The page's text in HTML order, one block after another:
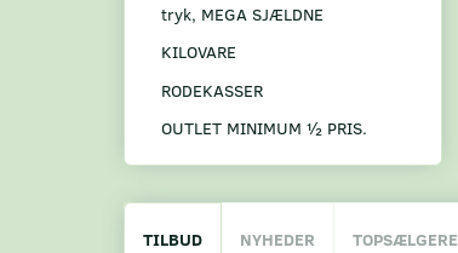
tryk, MEGA SJÆLDNE
KILOVARE
RODEKASSER
OUTLET MINIMUM ½ PRIS.
TILBUD NYHEDER TOPSÆLGERE